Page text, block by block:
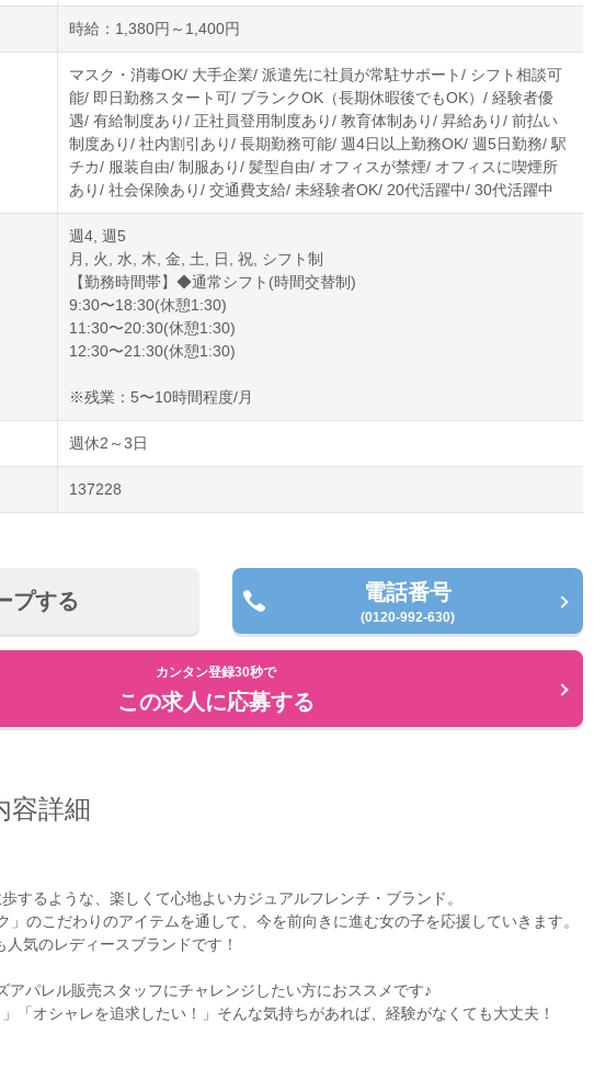
時給：1,380円～1,400円
マスク・消毒OK/ 大手企業/ 派遣先に社員が常駐サポート/ シフト相談可
能/ 即日勤務スタート可/ ブランクOK（長期休暇後でもOK）/ 経験者優
遇/ 有給制度あり/ 正社員登用制度あり/ 教育体制あり/ 昇給あり/ 前払い
制度あり/ 社内割引あり/ 長期勤務可能/ 週4日以上勤務OK/ 週5日勤務/ 駅
チカ/ 服装自由/ 制服あり/ 髪型自由/ オフィスが禁煙/ オフィスに喫煙所
あり/ 社会保険あり/ 交通費支給/ 未経験者OK/ 20代活躍中/ 30代活躍中
週4, 週5
月, 火, 水, 木, 金, 土, 日, 祝, シフト制
【勤務時間帯】◆通常シフト(時間交替制)
9:30〜18:30(休憩1:30)
11:30〜20:30(休憩1:30)
12:30〜21:30(休憩1:30)
※残業：5〜10時間程度/月
週休2～3日
137228
プする 電話番号
(0120-992-630)
カンタン登録30秒で
この求人に応募する
容詳細
するような、楽しくて心地よいカジュアルフレンチ・ブランド。
」のこだわりのアイテムを通して、今を前向きに進む女の子を応援していきます。
気のレディースブランドです！
アパレル販売スタッフにチャレンジしたい方におススメです♪
」「オシャレを追求したい！」そんな気持ちがあれば、経験がなくても大丈夫！